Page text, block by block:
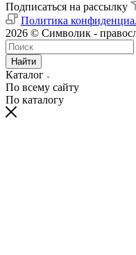
Подписаться на рассылку
Политика
2026 © Символик -
Найти
Каталог
По всему сайту
По каталогу